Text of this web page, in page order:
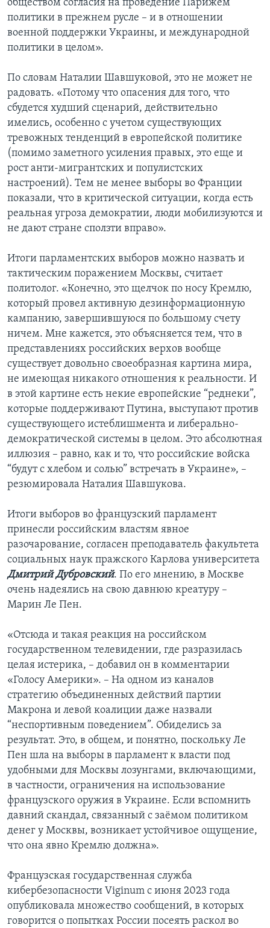
обществом согласия на проведение Парижем
политики в прежнем русле – и в отношении
военной поддержки Украины, и международной
политики в целом».
По словам Наталии Шавшуковой, это не может не
радовать. «Потому что опасения для того, что
сбудется худший сценарий, действительно
имелись, особенно с учетом существующих
тревожных тенденций в европейской политике
(помимо заметного усиления правых, это еще и
рост анти-мигрантских и популистских
настроений). Тем не менее выборы во Франции
показали, что в критической ситуации, когда есть
реальная угроза демократии, люди мобилизуются и
не дают стране сползти вправо».
Итоги парламентских выборов можно назвать и
тактическим поражением Москвы, считает
политолог. «Конечно, это щелчок по носу Кремлю,
который провел активную дезинформационную
кампанию, завершившуюся по большому счету
ничем. Мне кажется, это объясняется тем, что в
представлениях российских верхов вообще
существует довольно своеобразная картина мира,
не имеющая никакого отношения к реальности. И
в этой картине есть некие европейские “реднеки”,
которые поддерживают Путина, выступают против
существующего истеблишмента и либерально-
демократической системы в целом. Это абсолютная
иллюзия – равно, как и то, что российские войска
“будут с хлебом и солью” встречать в Украине», –
резюмировала Наталия Шавшукова.
Итоги выборов во французский парламент
принесли российским властям явное
разочарование, согласен преподаватель факультета
социальных наук пражского Карлова университета
Дмитрий Дубровский. По его мнению, в Москве
очень надеялись на свою давнюю креатуру –
Марин Ле Пен.
«Отсюда и такая реакция на российском
государственном телевидении, где разразилась
целая истерика, – добавил он в комментарии
«Голосу Америки». – На одном из каналов
стратегию объединенных действий партии
Макрона и левой коалиции даже назвали
“неспортивным поведением”. Обиделись за
результат. Это, в общем, и понятно, поскольку Ле
Пен шла на выборы в парламент к власти под
удобными для Москвы лозунгами, включающими,
в частности, ограничения на использование
французского оружия в Украине. Если вспомнить
давний скандал, связанный с заёмом политиком
денег у Москвы, возникает устойчивое ощущение,
что она явно Кремлю должна».
Французская государственная служба
кибербезопасности Viginum с июня 2023 года
опубликовала множество сообщений, в которых
говорится о попытках России посеять раскол во